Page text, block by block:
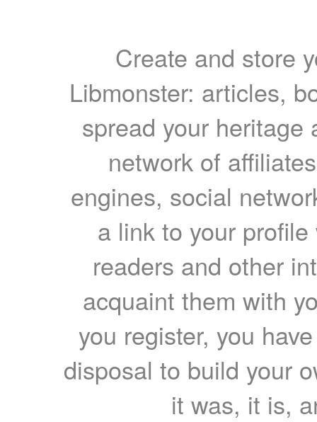
Create and store
Libmonster: articles,
spread your heritage
network of
engines, social
a link to your
readers and other
acquaint them with
you register, you
disposal to build your
it was, it is,